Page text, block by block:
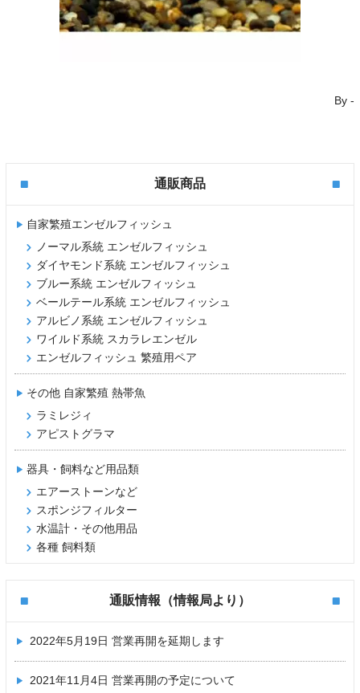
By-
通販商品
自家繁殖エンゼルフィッシュ
ノーマル系統 エンゼルフィッシュ
ダイヤモンド系統 エンゼルフィッシュ
ブルー系統 エンゼルフィッシュ
ベールテール系統 エンゼルフィッシュ
アルビノ系統 エンゼルフィッシュ
ワイルド系統 スカラレエンゼル
エンゼルフィッシュ 繁殖用ペア
その他 自家繁殖 熱帯魚
ラミレジィ
アピストグラマ
器具・飼料など用品類
エアーストーンなど
スポンジフィルター
水温計・その他用品
各種 飼料類
通販情報（情報局より）
2022年5月19日 営業再開を延期します
2021年11月4日 営業再開の予定について